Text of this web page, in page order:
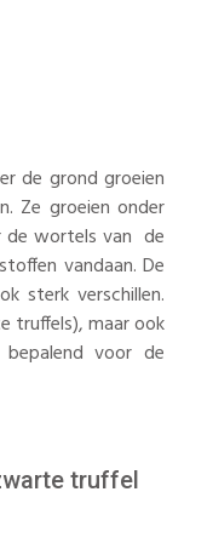
de grond groeien
Ze groeien onder
de wortels van de
vandaan. De
sterk verschillen.
truffels), maar ook
voor de
truffel